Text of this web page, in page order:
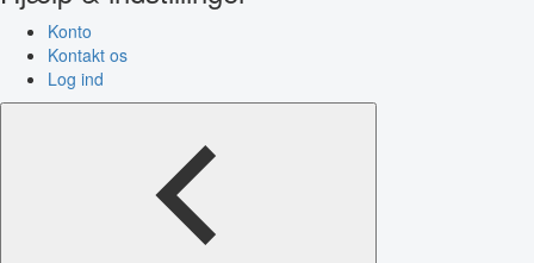
Konto
Kontakt os
Log ind